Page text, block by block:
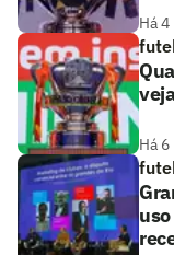
Há 4
Há 6